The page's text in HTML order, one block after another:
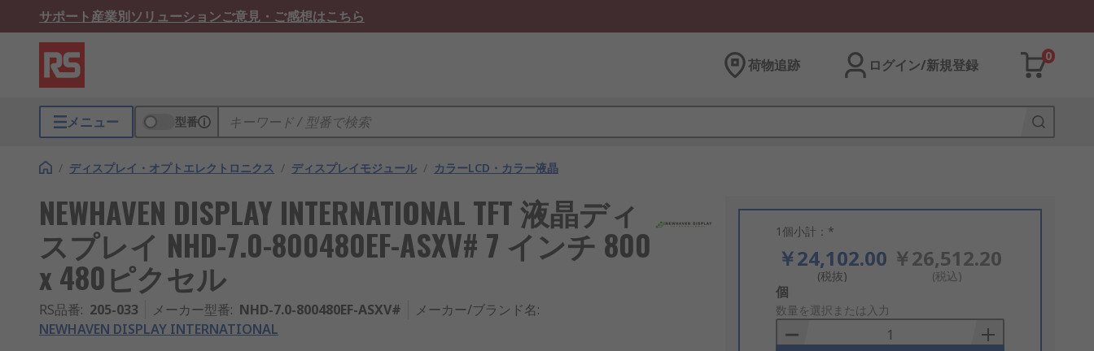
サポート産業別ソリューションご意見・ご感想はこちら
荷物追跡 ログイン/新規登録
0
メニュー 型番
/ ディスプレイ・オプトエレクトロニクス / ディスプレイモジュール / カラーLCD・カラー液晶
NEWHAVEN DISPLAY INTERNATIONAL TFT 液晶ディ
スプレイ NHD-7.0-800480EF-ASXV# 7 インチ 800
x 480ピクセル
RS品番: 205-033 メーカー型番: NHD-7.0-800480EF-ASXV# メーカー/ブランド名:
NEWHAVEN DISPLAY INTERNATIONAL
1個小計：*
￥24,102.00
(税抜)
￥26,512.20
(税込)
Add
to
Basket
個
数量を選択または入力